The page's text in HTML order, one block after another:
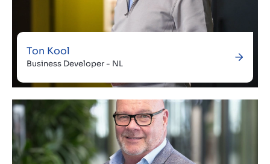
Ton Kool
Business Developer - NL